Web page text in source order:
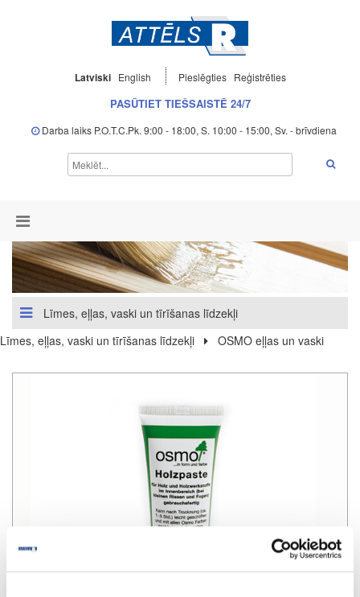
Latviski English Pieslēgties Reģistrēties
PASŪTIET TIEŠSAISTĒ 24/7
Darba laiks P.O.T.C.Pk. 9:00 - 18:00, S. 10:00 - 15:00, Sv. - brīvdiena
Līmes, eļļas, vaski un tīrīšanas līdzekļi
Līmes, eļļas, vaski un tīrīšanas līdzekļi
OSMO eļļas un vaski